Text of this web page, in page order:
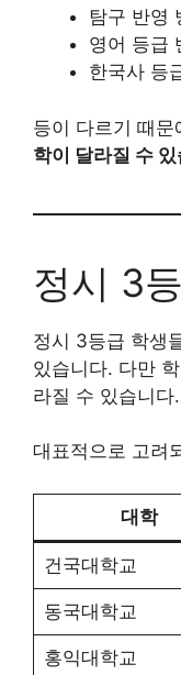
탐구 반영
영어 등급
한국사 등
등이 다르기 때문
학이 달라질 수
정시 3
정시 3등급 학생
있습니다. 다만
라질 수 있습니다.
대표적으로 고려
대학
건국대학교
동국대학교
홍익대학교